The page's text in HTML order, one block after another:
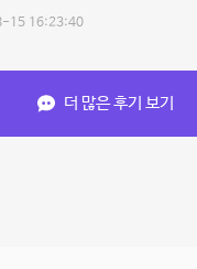
15 16:23:40
더 많은 후기 보기